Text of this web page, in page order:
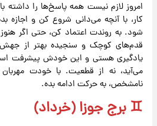
امروز لازم نیست همه پاسخ‌ها را
کار، با آنچه می‌دانی شروع کن و
شود. به روندت اعتماد کن، حتی اگر
قدم‌های کوچک و سنجیده بهتر از
یادگیری هستی و این خودش پیشرفت
می‌آید، نه از قطعیت. با خودت
نامشخص، به حرکت ادامه بده.
♊️ برج جوزا (خرداد)